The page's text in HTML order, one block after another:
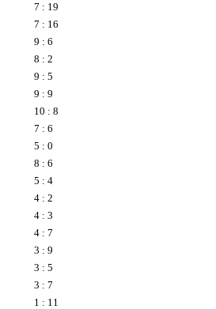
7 : 19
7 : 16
9 : 6
8 : 2
9 : 5
9 : 9
10 : 8
7 : 6
5 : 0
8 : 6
5 : 4
4 : 2
4 : 3
4 : 7
3 : 9
3 : 5
3 : 7
1 : 11